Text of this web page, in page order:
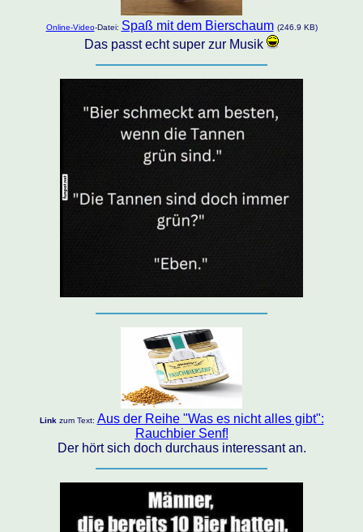
Online-Video-Datei: Spaß mit dem Bierschaum (246.9 KB)
Das passt echt super zur Musik
Linkzum Text: Aus der Reihe "Was es nicht alles gibt":
Rauchbier Senf!
Der hört sich doch durchaus interessant an.